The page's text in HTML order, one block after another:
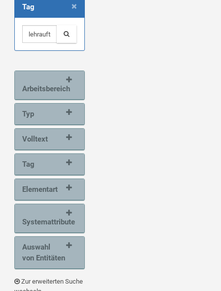
×
Tag
Arbeitsbereich
Typ
Volltext
Tag
Elementart
Systemattribute
Auswahl
von Entitäten
Zur erweiterten Suche